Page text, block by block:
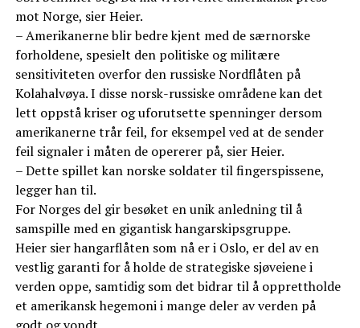
mot Norge, sier Heier.
– Amerikanerne blir bedre kjent med de særnorske
forholdene, spesielt den politiske og militære
sensitiviteten overfor den russiske Nordflåten på
Kolahalvøya. I disse norsk-russiske områdene kan det
lett oppstå kriser og uforutsette spenninger dersom
amerikanerne trår feil, for eksempel ved at de sender
feil signaler i måten de opererer på, sier Heier.
– Dette spillet kan norske soldater til fingerspissene,
legger han til.
For Norges del gir besøket en unik anledning til å
samspille med en gigantisk hangarskipsgruppe.
Heier sier hangarflåten som nå er i Oslo, er del av en
vestlig garanti for å holde de strategiske sjøveiene i
verden oppe, samtidig som det bidrar til å opprettholde
et amerikansk hegemoni i mange deler av verden på